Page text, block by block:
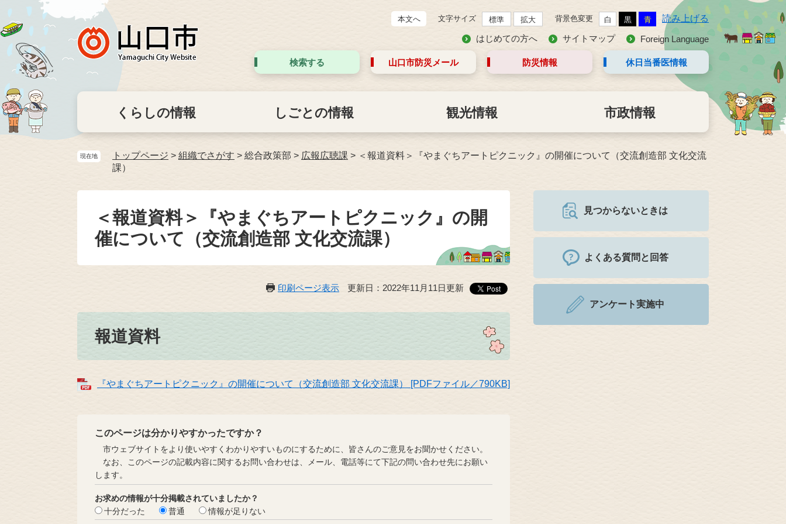
本文へ 文字サイズ 標準 拡大 背景色変更 白 黒 青 読み上げる
はじめての方へ サイトマップ Foreign Language
検索する 山口市防災 メール 防災情報 休日当番医情報
くらしの情報 しごとの情報 観光情報 市政情報
現在地 トップページ > 組織でさがす > 総合政策部 > 広報広聴課 > ＜報道資料＞『やまぐちアートピクニック』の開催について（交流創造部 文化交流
課）
＜報道資料＞『やまぐちアートピクニック』の開
催について（交流創造部 文化交流課）
印刷ページ表示 更新日：2022年11月11日更新
報道資料
『やまぐちアートピクニック』の開催について（交流創造部 文化交流課） [PDFファイル／790KB]
このページは分かりやすかったですか？
市ウェブサイトをより使いやすくわかりやすいものにするために、皆さんのご意見をお聞かせください。
なお、このページの記載内容に関するお問い合わせは、メール、電話等にて下記の問い合わせ先にお願い
します。
お求めの情報が十分掲載されていましたか？
十分だった
普通 情報が足りない
見つからないときは
よくある質問と回答
アンケート実施中